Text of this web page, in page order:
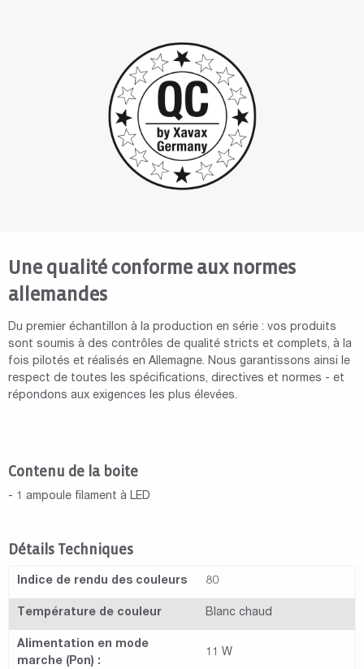
Une qualité conforme aux normes
allemandes
Du premier échantillon à la production en série : vos produits
sont soumis à des contrôles de qualité stricts et complets, à la
fois pilotés et réalisés en Allemagne. Nous garantissons ainsi le
respect de toutes les spécifications, directives et normes - et
répondons aux exigences les plus élevées.
Contenu de la boite
- 1 ampoule filament à LED
Détails Techniques
Indice de rendu des couleurs 80
Température de couleur Blanc chaud
Alimentation en mode
marche (Pon) :
11 W